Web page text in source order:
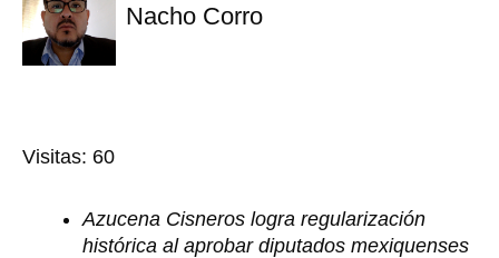
Nacho Corro
Visitas: 60
Azucena Cisneros logra regularización
histórica al aprobar diputados mexiquenses